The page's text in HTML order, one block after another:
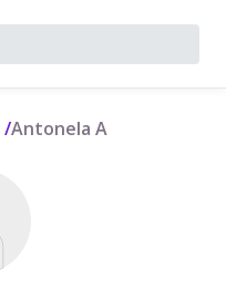
/Antonela A